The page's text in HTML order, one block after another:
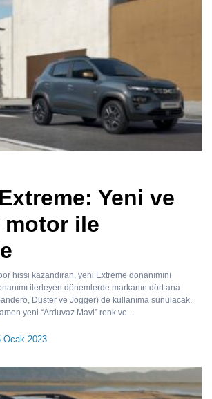
Yeni ve
ile
hissi kazandıran, yeni Extreme donanımını
ilerleyen dönemlerde markanın dört ana
Duster ve Jogger) de kullanıma sunulacak.
yeni “Arduvaz Mavi” renk ve...
Ocak 2023